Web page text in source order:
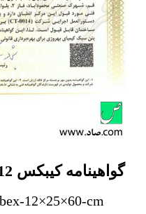
گواهینامه کیبکس 12 در 25 در 60 سانتی‌متر
12×25×60-cm